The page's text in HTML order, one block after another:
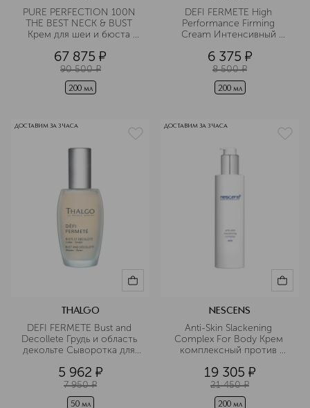
PURE PERFECTION 100N
THE BEST NECK & BUST
Крем для шеи и бюста
совершенство
67 875 ¤
90 500 ¤
200 мл
DEFI FERMETE High
Performance Firming
Cream Интенсивный
тела
6 375 ¤
8 500 ¤
200 мл
ДОСТАВИМ ЗА 3 ЧАСА
THALGO
DEFI FERMETE Bust and
Decollete Грудь и область
декольте Сыворотка для
5 962 ¤
7 950 ¤
50 мл
ДОСТАВИМ ЗА 3 ЧАСА
NESCENS
Anti-Skin Slackening
Complex For Body Крем
комплексный против
19 305 ¤
21 450 ¤
200 мл